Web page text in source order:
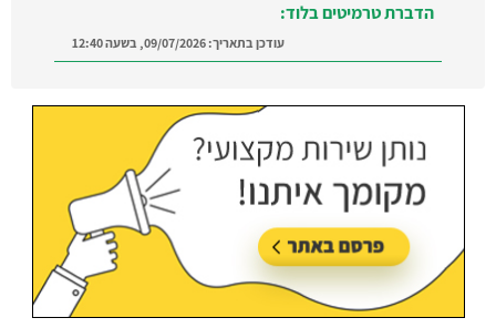
הדברת טרמיטים בלוד:
עודכן בתאריך:09/07/2026, בשעה 12:40
ברמת השרון והסביבה
עודכן בתאריך:21/07/2026, בשעה 12:58